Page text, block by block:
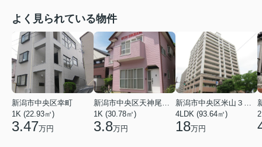
よく見られている物件
新潟市中央区幸町
1K (22.93㎡)
3.47万円
1K (30.78㎡)
3.8万円
4LDK (93.64㎡)
18万円